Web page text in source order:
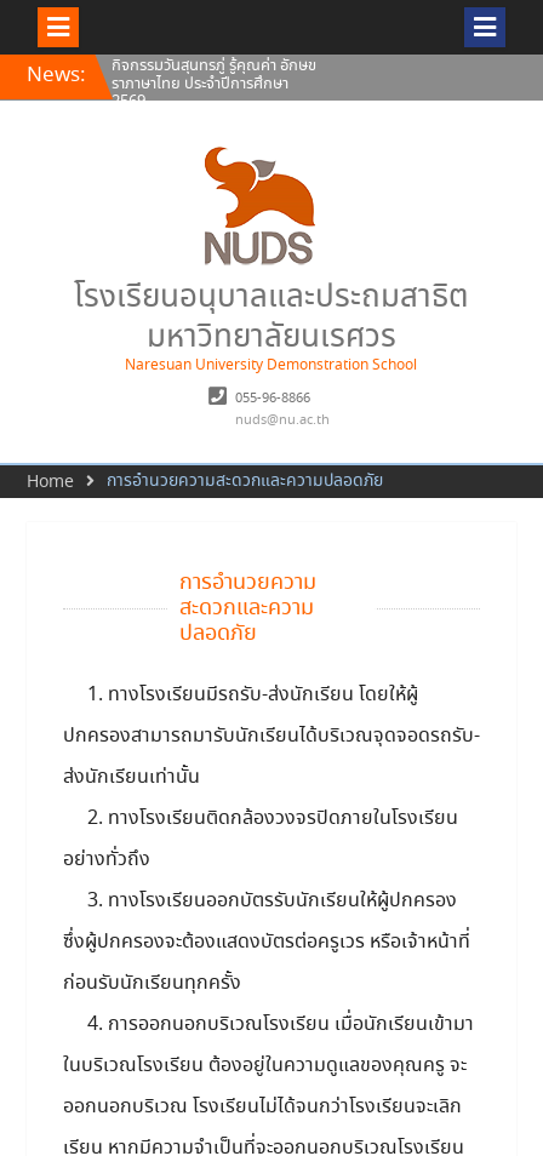
Skip
content
News: กิจกรรมวันสุนทรภู่ รู้คุณค่า อักษข
ราภาษาไทย ประจำปีการศึกษา
2569
สินทรมหาวชิราลงกรณ พระวชิร
ทรงพระเจริญ เนื่องในโอกาสวัน
เฉลิมพระชนมพรรษา 28 กรกฎาคม
2569 พระบาทสมเด็จพระเจ้าอยู่หัว
โรงเรียนอนุบาลและประถมสาธิต
มหาวิทยาลัยนเรศวร
Naresuan University Demonstration School
055-96-8866
nuds@nu.ac.th
Home การอำนวยความสะดวกและความปลอดภัย
การอำนวยความ
สะดวกและความ
ปลอดภัย
1. ทางโรงเรียนมีรถรับ-ส่งนักเรียน โดยให้ผู้
ปกครองสามารถมารับนักเรียนได้บริเวณจุดจอดรถรับ-
ส่งนักเรียนเท่านั้น
2. ทางโรงเรียนติดกล้องวงจรปิดภายในโรงเรียน
อย่างทั่วถึง
3. ทางโรงเรียนออกบัตรรับนักเรียนให้ผู้ปกครอง
ซึ่งผู้ปกครองจะต้องแสดงบัตรต่อครูเวร หรือเจ้าหน้าที่
ก่อนรับนักเรียนทุกครั้ง
4. การออกนอกบริเวณโรงเรียน เมื่อนักเรียนเข้ามา
ในบริเวณโรงเรียน ต้องอยู่ในความดูแลของคุณครู จะ
ออกนอกบริเวณ โรงเรียนไม่ได้จนกว่าโรงเรียนจะเลิก
เรียน หากมีความจำเป็นที่จะออกนอกบริเวณโรงเรียน